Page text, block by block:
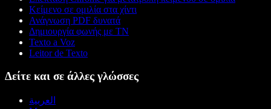
Κείμενο σε ομιλία στα χίντι
Ανάγνωση PDF δυνατά
Δημιουργία φωνής με ΤΝ
Texto a Voz
Leitor de Texto
Δείτε και σε άλλες γλώσσες
العربية